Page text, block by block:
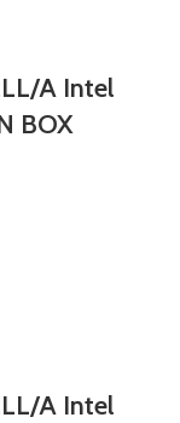
A Intel
BOX
A Intel